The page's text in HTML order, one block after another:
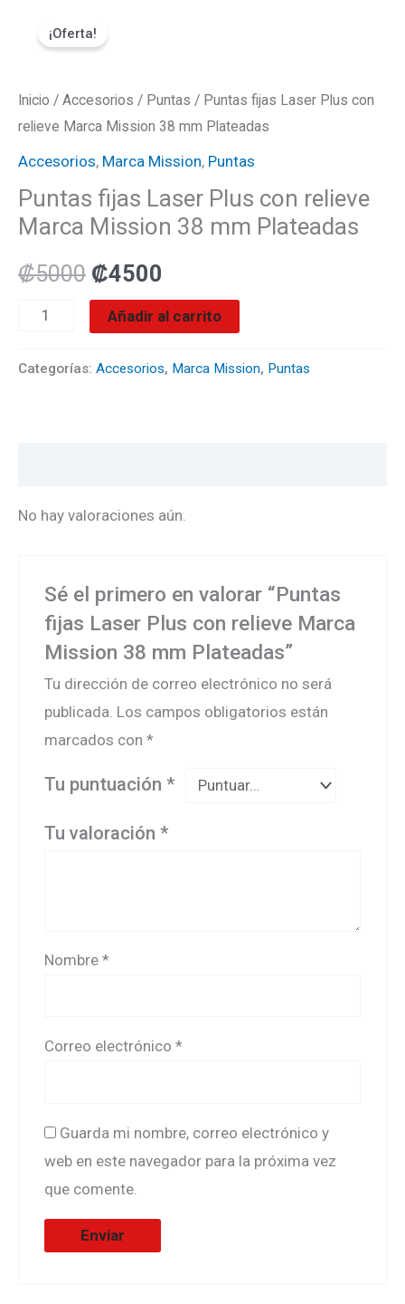
¡Oferta!
Inicio / Accesorios / Puntas / Puntas fijas Laser Plus con
relieve Marca Mission 38 mm Plateadas
Accesorios, Marca Mission, Puntas
Puntas fijas Laser Plus con relieve
Marca Mission 38 mm Plateadas
₡5000
original
₡5000.
₡4500
actual
₡4500.
fijas
Plus
con
relieve
Mission
38
mm
cantidad
Añadir al carrito
Categorías: Accesorios, Marca Mission, Puntas
No hay valoraciones aún.
Sé el primero en valorar “Puntas
fijas Laser Plus con relieve Marca
Mission 38 mm Plateadas”
Tu dirección de correo electrónico no será
publicada. Los campos obligatorios están
marcados con*
Tu puntuación*
Tu valoración*
Nombre*
Correo electrónico*
Guarda mi nombre, correo electrónico y
web en este navegador para la próxima vez
que comente.